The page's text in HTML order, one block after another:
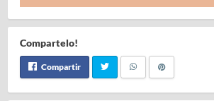
Compartelo!
Compartir